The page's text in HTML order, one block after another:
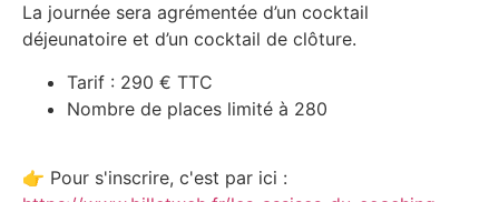
La journée sera agrémentée d’un cocktail
déjeunatoire et d’un cocktail de clôture.
Tarif : 290 € TTC
Nombre de places limité à 280
👉 Pour s'inscrire, c'est par ici :